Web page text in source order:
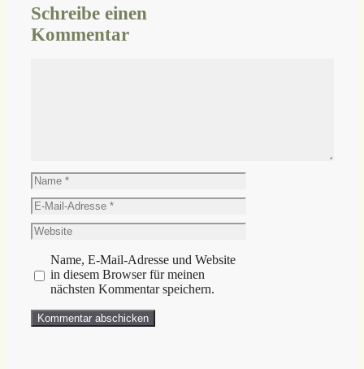
Schreibe einen
Kommentar
Name
E-
Mail-
Adresse
Website
Name, E-Mail-Adresse und Website
in diesem Browser für meinen
nächsten Kommentar speichern.